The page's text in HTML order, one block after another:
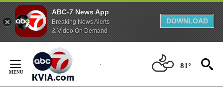
ABC-7 News App
Breaking News Alerts
& Video On Demand
DOWNLOAD
Content
81°